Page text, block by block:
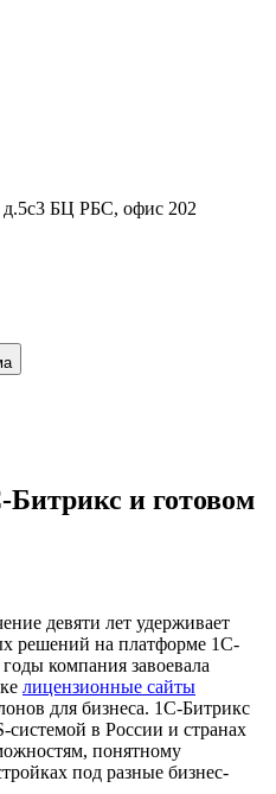
БЦ РБС, офис 202
Битрикс и готовом
девяти лет удерживает
решений на платформе 1С-
компания завоевала
лицензионные сайты
для бизнеса. 1C-Битрикс
системой в России и странах
понятному
под разные бизнес-